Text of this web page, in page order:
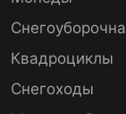
Квадроциклы
Снегоходы